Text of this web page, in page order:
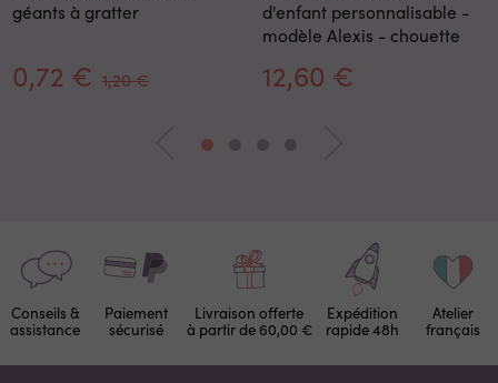
géants à gratter
0,72 € 1,20 €
d'enfant personnalisable -
modèle Alexis - chouette
12,60 €
Conseils &
assistance
Paiement
sécurisé
Livraison offerte
à partir de 60,00 €
Expédition
rapide 48h
Atelier
français